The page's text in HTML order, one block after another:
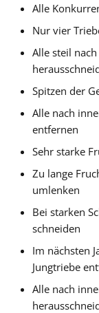
Alle
Nur vier
Alle steil
Spitzen der
Alle nach
entfernen
Sehr starke
Zu lange
umlenken
Bei starken
schneiden
Im nächsten
Jungtriebe
Alle nach